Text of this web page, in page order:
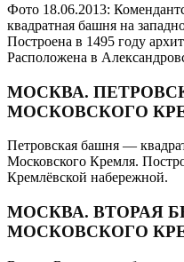
Фото 18.06.2013:
квадратная башня на
Построена в 1495 году
Расположена в
МОСКВА.
МОСКОВСКОГО
Петровская башня —
Московского Кремля.
Кремлёвской набережной.
МОСКВА. ВТОРАЯ
МОСКОВСКОГО